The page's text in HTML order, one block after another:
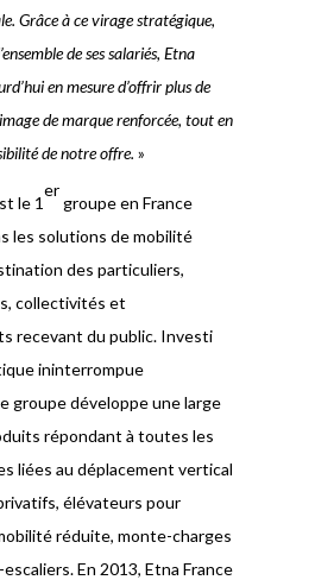
Grâce à ce virage stratégique,
de ses salariés, Etna
en mesure d’offrirplus de
de marque renforcée, tout en
de notre offre. »
le 1
er
groupe en France
les solutions de mobilité
des particuliers,
collectivités et
recevant du public. Investi
ininterrompue
groupe développe une large
répondant à toutes les
liées au déplacement vertical
élévateurs pour
réduite, monte-charges
En 2013, Etna France